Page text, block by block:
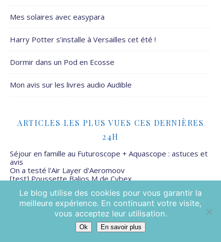
Mes solaires avec easypara
Harry Potter s’installe à Versailles cet été !
Dormir dans un Pod en Ecosse
Mon avis sur les livres audio Audible
ARTICLES LES PLUS VUES CES DERNIÈRES
24H
Séjour en famille au Futuroscope + Aquascope : astuces et
avis
On a testé l'Air Layer d'Aeromoov
[test] Poussette Balios M de Cybex
Le blog utilise des cookies pour vous garantir la
meilleure expérience. En continuant votre visite,
vous acceptez leur utilisation.
Ok En savoir plus